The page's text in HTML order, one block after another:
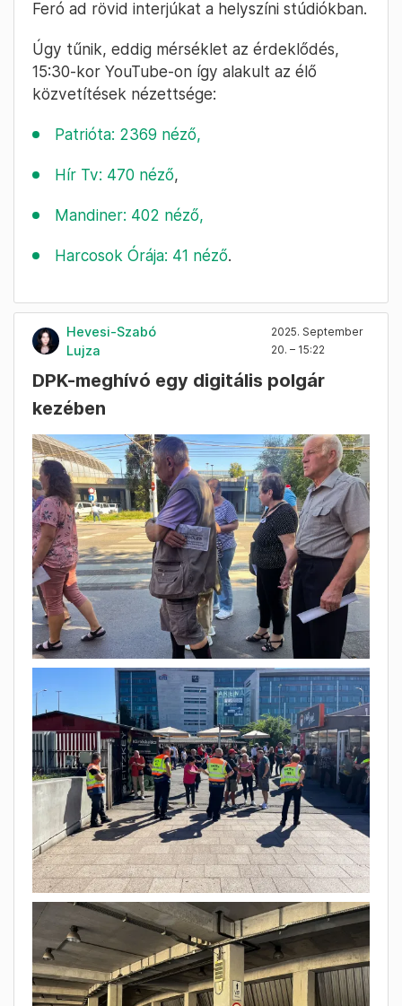
Cseke Balázs
20. – 15:35
Fullba nyomják a közvetítéseket, de
alig van néző
Élő közvetítéssel jelentkezik a Papp László
Sportarénából az összes fideszes
propagandacsatorna. Mások mellett Kubatov
Gábor, Kocsis Máté, Menczer Tamás, Nagy
közvetítések nézettsége:
Patrióta: 2369 néző,
Hír Tv: 470 néző
Mandiner: 402 néző,
Harcosok Órája: 41 néző.
Hevesi-Szabó
Lujza
2025. September
20. – 15:22
DPK-meghívó egy digitális polgár
kezében